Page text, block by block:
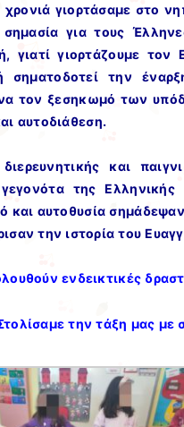
χρονιά γιορτάσαμε στο
για τους
γιατί γιορτάζουμε
σηματοδοτεί την
τον ξεσηκωμό των
αυτοδιάθεση.
και
γεγονότα της
και αυτοθυσία
την ιστορία του
ενδεικτικές
την τάξη μας με